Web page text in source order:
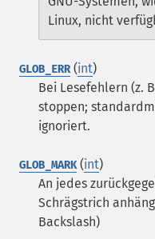
Linux, nicht
GLOB_ERR(int)
Bei Lesefehlern (z.
stoppen;
ignoriert.
GLOB_MARK(int)
An jedes
Schrägstrich
Backslash)